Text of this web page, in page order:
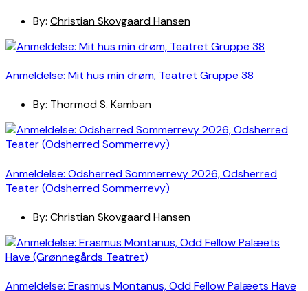
By: Christian Skovgaard Hansen
Anmeldelse: Mit hus min drøm, Teatret Gruppe 38
By: Thormod S. Kamban
Anmeldelse: Odsherred Sommerrevy 2026, Odsherred
Teater (Odsherred Sommerrevy)
By: Christian Skovgaard Hansen
Anmeldelse: Erasmus Montanus, Odd Fellow Palæets Have